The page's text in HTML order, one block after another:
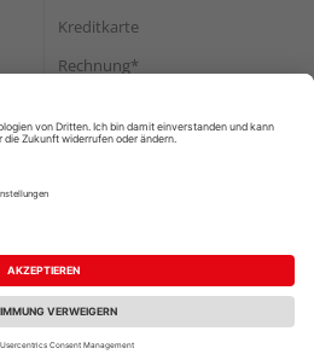
Kreditkarte
Rechnung*
Versand
Widerruf
Datenschutz
Vertrag widerrufen